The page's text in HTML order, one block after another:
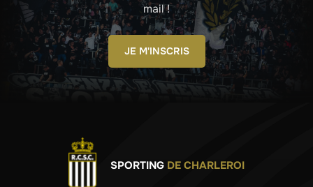
mail !
JE M'INSCRIS
SPORTING DE CHARLEROI